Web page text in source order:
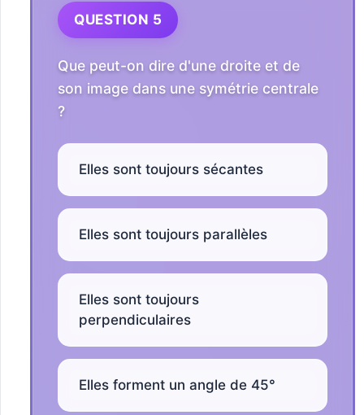
QUESTION 5
Que peut-on dire d'une droite et de
son image dans une symétrie centrale
?
Elles sont toujours sécantes
Elles sont toujours parallèles
Elles sont toujours
perpendiculaires
Elles forment un angle de 45°